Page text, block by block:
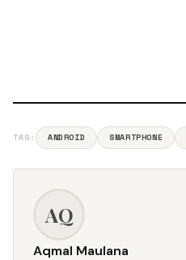
TAG: ANDROID SMARTPHONE
AQ
Aqmal Maulana